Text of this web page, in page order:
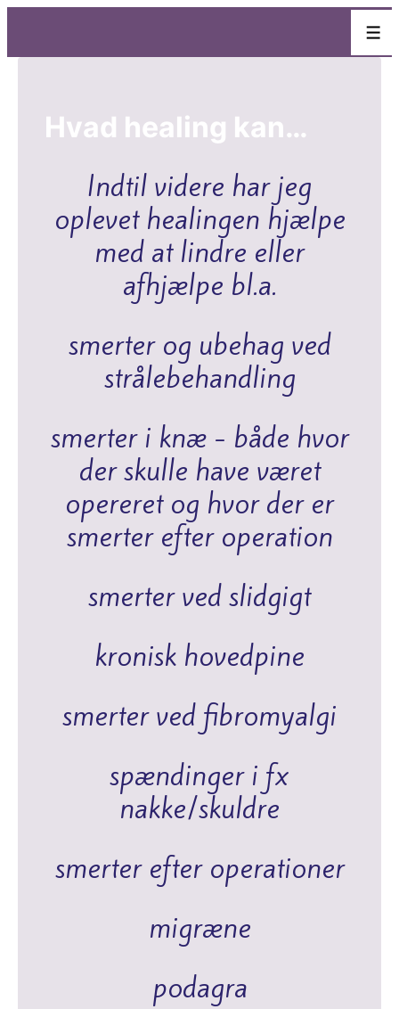
Menu
Hvad healing kan…
Indtil videre har jeg
oplevet healingen hjælpe
med at lindre eller
afhjælpe bl.a.
smerter og ubehag ved
strålebehandling
smerter i knæ - både hvor
der skulle have været
opereret og hvor der er
smerter efter operation
smerter ved slidgigt
kronisk hovedpine
smerter ved fibromyalgi
spændinger i fx
nakke/skuldre
smerter efter operationer
migræne
podagra